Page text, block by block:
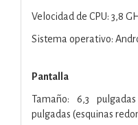
Velocidad de CPU: 3,8
Sistema operativo:
Pantalla
Tamaño: 6,3
pulgadas (esquinas